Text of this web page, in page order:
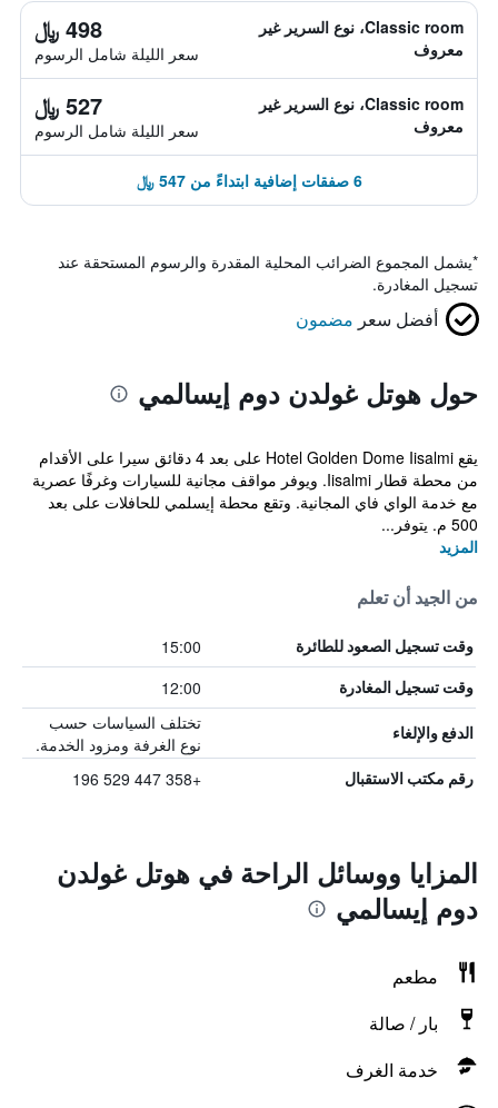
Classic room، نوع السرير غير
معروف
498 ﷼
سعر الليلة شامل الرسوم
Classic room، نوع السرير غير
معروف
527 ﷼
سعر الليلة شامل الرسوم
6 صفقات إضافية ابتداءً من 547 ﷼
*يشمل المجموع الضرائب المحلية المقدرة والرسوم المستحقة عند
تسجيل المغادرة.
أفضل سعر مضمون
حول هوتل غولدن دوم إيسالمي
يقع Hotel Golden Dome Iisalmi على بعد 4 دقائق سيرا على الأقدام
من محطة قطار Iisalmi. ويوفر مواقف مجانية للسيارات وغرفًا عصرية
مع خدمة الواي فاي المجانية. وتقع محطة إيسلمي للحافلات على بعد
500 م. يتوفر...
المزيد
من الجيد أن تعلم
وقت تسجيل الصعود للطائرة 15:00
وقت تسجيل المغادرة 12:00
الدفع والإلغاء
تختلف السياسات حسب
نوع الغرفة ومزود الخدمة.
رقم مكتب الاستقبال +358 447 529 196
المزايا ووسائل الراحة في هوتل غولدن
دوم إيسالمي
مطعم
بار / صالة
خدمة الغرف